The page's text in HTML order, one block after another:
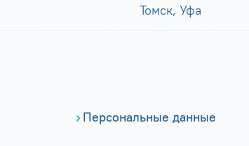
Томск, Уфа
Персональные данные